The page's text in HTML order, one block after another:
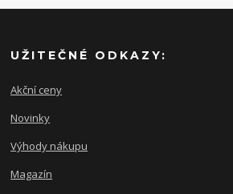
UŽITEČNÉ ODKAZY:
Akční ceny
Novinky
Výhody nákupu
Magazín